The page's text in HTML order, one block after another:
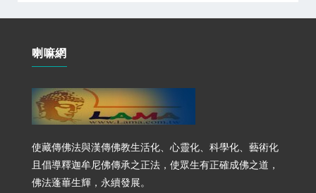
喇嘛網
使藏傳佛法與漢傳佛教生活化、心靈化、科學化、藝術化
且倡導釋迦牟尼佛傳承之正法，使眾生有正確成佛之道，
佛法蓬蓽生輝，永續發展。